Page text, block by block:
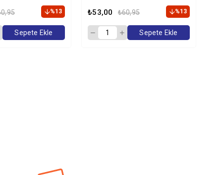
%13
Sepete Ekle
₺53,00 ₺60,95 %13
Sepete Ekle